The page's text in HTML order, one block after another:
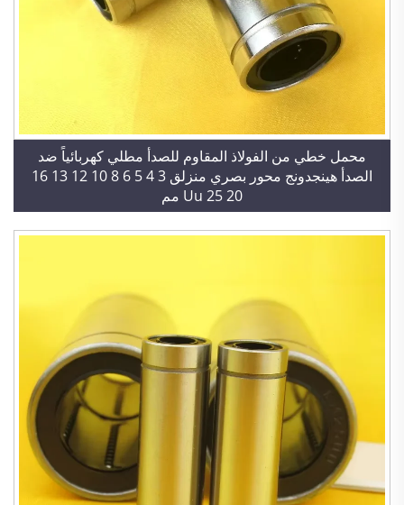
محمل خطي من الفولاذ المقاوم للصدأ مطلي كهربائياً ضد
الصدأ هينجدونج محور بصري منزلق 3 4 5 6 8 10 12 13 16
20 25 Uu مم